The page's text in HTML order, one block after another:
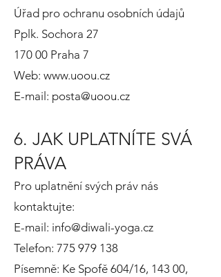
Úřad pro ochranu osobních údajů
Pplk. Sochora 27
170 00 Praha 7
Web: www.uoou.cz
E-mail: posta@uoou.cz
6. JAK UPLATNÍTE SVÁ
PRÁVA
Pro uplatnění svých práv nás
kontaktujte:
E-mail: info@diwali-yoga.cz
Telefon: 775 979 138
Písemně: Ke Spofě 604/16, 143 00,